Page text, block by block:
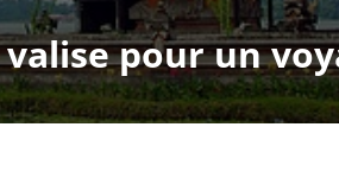
pour un